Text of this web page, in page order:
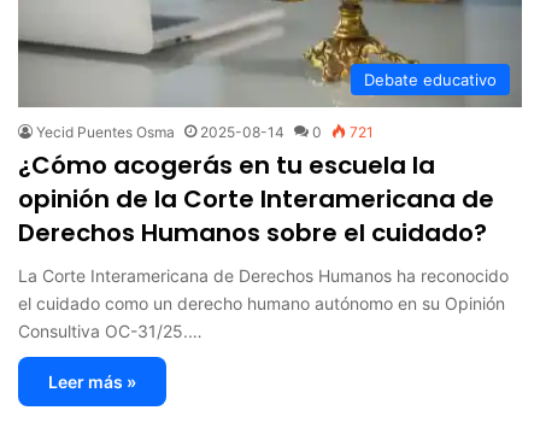
Debate educativo
Yecid Puentes Osma 2025-08-14 0 721
¿Cómo acogerás en tu escuela la
opinión de la Corte Interamericana de
Derechos Humanos sobre el cuidado?
La Corte Interamericana de Derechos Humanos ha reconocido
el cuidado como un derecho humano autónomo en su Opinión
Consultiva OC-31/25.…
Leer más »